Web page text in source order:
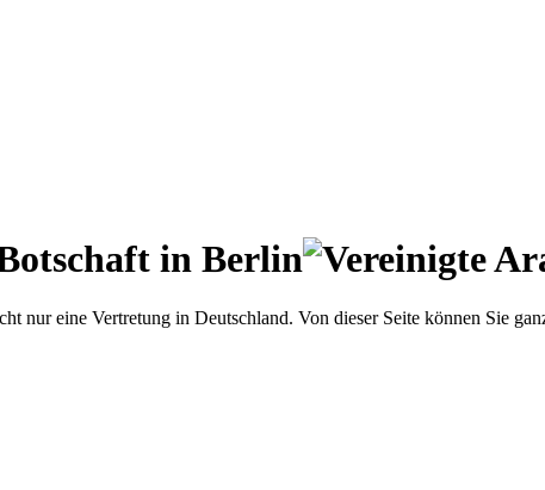
in Berlin
nur eine Vertretung in Deutschland. Von dieser Seite können Sie